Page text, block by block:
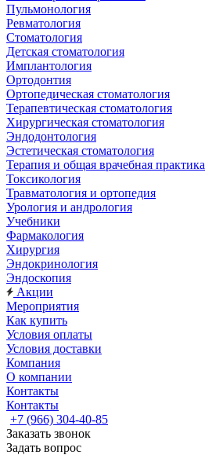
Пульмонология
Ревматология
Стоматология
Детская стоматология
Имплантология
Ортодонтия
Ортопедическая стоматология
Терапевтическая стоматология
Хирургическая стоматология
Эндодонтология
Эстетическая стоматология
Терапия и общая врачебная практика
Токсикология
Травматология и ортопедия
Урология и андрология
Учебники
Фармакология
Хирургия
Эндокринология
Эндоскопия
Акции
Мероприятия
Как купить
Условия оплаты
Условия доставки
Компания
О компании
Контакты
Контакты
+7 (966) 304-40-85
Заказать звонок
Задать вопрос